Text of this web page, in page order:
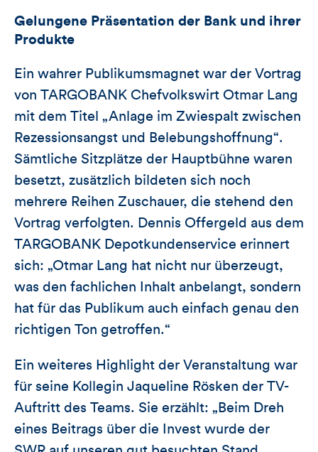
Gelungene Präsentation der Bank und ihrer
Produkte
Ein wahrer Publikumsmagnet war der Vortrag
von TARGOBANK Chefvolkswirt Otmar Lang
mit dem Titel „Anlage im Zwiespalt zwischen
Rezessionsangst und Belebungshoffnung“.
Sämtliche Sitzplätze der Hauptbühne waren
besetzt, zusätzlich bildeten sich noch
mehrere Reihen Zuschauer, die stehend den
Vortrag verfolgten. Dennis Offergeld aus dem
TARGOBANK Depotkundenservice erinnert
sich: „Otmar Lang hat nicht nur überzeugt,
was den fachlichen Inhalt anbelangt, sondern
hat für das Publikum auch einfach genau den
richtigen Ton getroffen.“
Ein weiteres Highlight der Veranstaltung war
für seine Kollegin Jaqueline Rösken der TV-
Auftritt des Teams. Sie erzählt: „Beim Dreh
eines Beitrags über die Invest wurde der